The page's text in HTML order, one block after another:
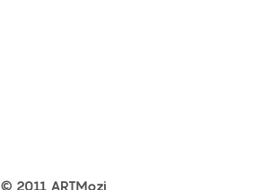
© 2011 ARTMozi